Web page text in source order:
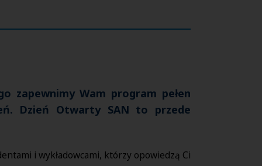
zapewnimy Wam program pełen
Dzień Otwarty SAN to przede
i wykładowcami, którzy opowiedzą Ci